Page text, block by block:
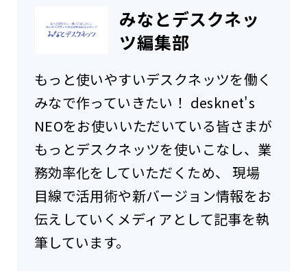
みなとデスクネッ
ツ編集部
もっと使いやすいデスクネッツを働く
みなで作っていきたい！ desknet's
NEOをお使いいただいている皆さまが
もっとデスクネッツを使いこなし、業
務効率化をしていただくため、 現場
目線で活用術や新バージョン情報をお
伝えしていくメディアとして記事を執
筆しています。